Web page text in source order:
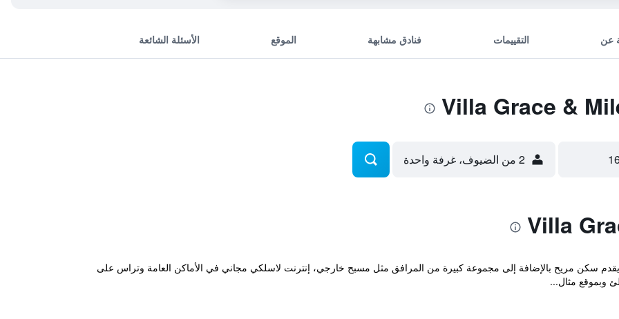
عن التقييمات فنادق مشابهة الموقع الأسئلة الشائعة
2 من الضيوف، غرفة واحدة
يقدم سكن مريح بالإضافة إلى مجموعة كبيرة من المرافق مثل مسبح خارجي، إنترنت لاسلكي مجاني في الأماكن العامة وتراس على
مثال...